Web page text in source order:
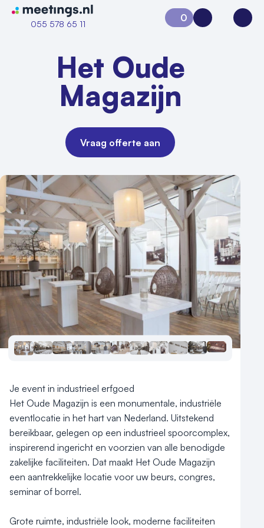
Naar home van Meetings
055 578 65 11
Vraag locatie aan
Locatiegids
Meld locatie aan
Nieuws
Reviews (5⭐️)
Contact
0
Aanvraag 0Inloggen
Het Oude
Magazijn
Vraag offerte aan
Je event in industrieel erfgoed
Het Oude Magazijn is een monumentale, industriële
eventlocatie in het hart van Nederland. Uitstekend
bereikbaar, gelegen op een industrieel spoorcomplex,
inspirerend ingericht en voorzien van alle benodigde
zakelijke faciliteiten. Dat maakt Het Oude Magazijn
een aantrekkelijke locatie voor uw beurs, congres,
seminar of borrel.
Grote ruimte, industriële look, moderne faciliteiten